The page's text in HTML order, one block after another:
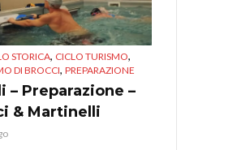
STORICA, CICLO TURISMO,
DI BROCCI, PREPARAZIONE
– Preparazione –
& Martinelli